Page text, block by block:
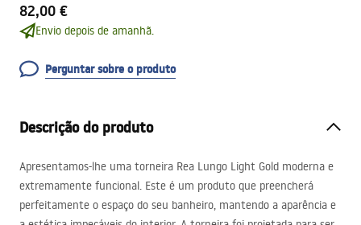
82,00 €
Envio depois de amanhã.
Perguntar sobre o produto
Descrição do produto
Apresentamos-lhe uma torneira Rea Lungo Light Gold moderna e
extremamente funcional. Este é um produto que preencherá
perfeitamente o espaço do seu banheiro, mantendo a aparência e